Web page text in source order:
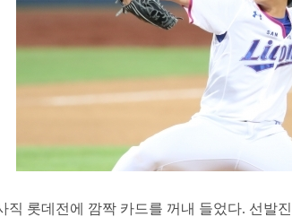
직 롯데전에 깜짝 카드를 꺼내 들었다. 선발